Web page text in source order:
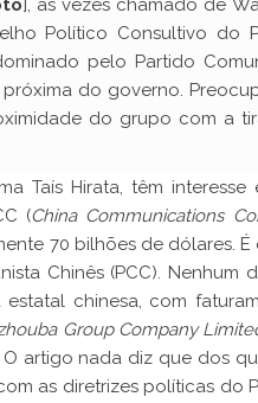
], às vezes chamado de
Político Consultivo do
pelo Partido
do governo.
do grupo com a
Taís Hirata, têm
(China Communications
70 bilhões de dólares.
Chinês (PCC).
chinesa, com
Group Company
artigo nada diz que dos
as diretrizes políticas do